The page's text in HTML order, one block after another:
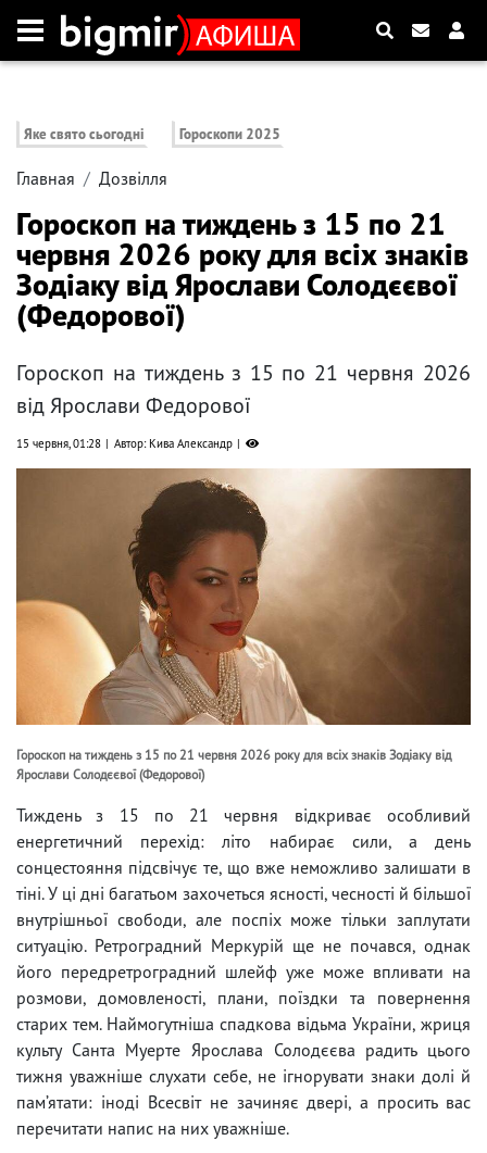
Яке свято сьогодні Гороскопи 2025
Главная Дозвілля
Гороскоп на тиждень з 15 по 21
червня 2026 року для всіх знаків
Зодіаку від Ярослави Солодєєвої
(Федорової)
Гороскоп на тиждень з 15 по 21 червня 2026
від Ярослави Федорової
15 червня, 01:28 Автор: Кива Александр
Гороскоп на тиждень з 15 по 21 червня 2026 року для всіх знаків Зодіаку від
Ярослави Солодєєвої (Федорової)
Тиждень з 15 по 21 червня відкриває особливий
енергетичний перехід: літо набирає сили, а день
сонцестояння підсвічує те, що вже неможливо залишати в
тіні. У ці дні багатьом захочеться ясності, чесності й більшої
внутрішньої свободи, але поспіх може тільки заплутати
ситуацію. Ретроградний Меркурій ще не почався, однак
його передретроградний шлейф уже може впливати на
розмови, домовленості, плани, поїздки та повернення
старих тем. Наймогутніша спадкова відьма України, жриця
культу Санта Муерте Ярослава Солодєєва радить цього
тижня уважніше слухати себе, не ігнорувати знаки долі й
пам’ятати: іноді Всесвіт не зачиняє двері, а просить вас
перечитати напис на них уважніше.